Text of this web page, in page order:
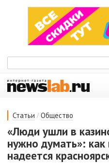
Статьи / Общество
«Люди ушли в
нужно думать»:
надеется